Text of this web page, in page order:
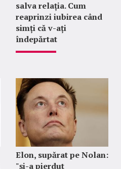
salva relația. Cum
reaprinzi iubirea când
simți că v-ați
îndepărtat
Elon, supărat pe Nolan:
"şi-a pierdut